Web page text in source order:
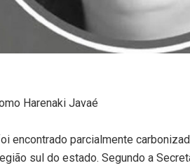
Harenaki Javaé
encontrado parcialmente
sul do estado. Segundo a